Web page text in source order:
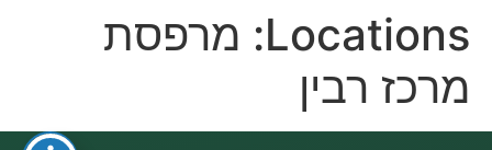
Locations: מרפסת
מרכז רבין